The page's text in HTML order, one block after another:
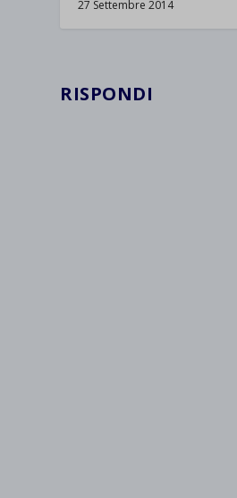
27 Settembre 2014
RISPONDI